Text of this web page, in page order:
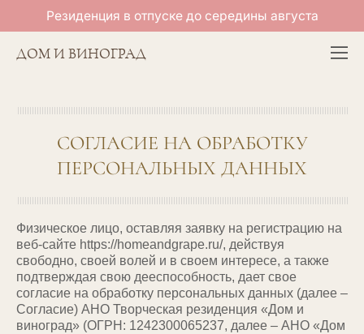
Резиденция в отпуске до середины августа
ДОМ И ВИНОГРАД
СОГЛАСИЕ НА ОБРАБОТКУ
ПЕРСОНАЛЬНЫХ ДАННЫХ
Физическое лицо, оставляя заявку на регистрацию на
веб-сайте https://homeandgrape.ru/, действуя
свободно, своей волей и в своем интересе, а также
подтверждая свою дееспособность, дает свое
согласие на обработку персональных данных (далее –
Согласие) АНО Творческая резиденция «Дом и
виноград» (ОГРН: 1242300065237, далее – АНО «Дом